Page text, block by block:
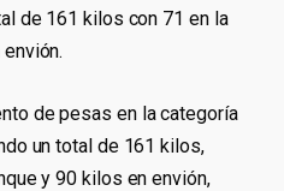
de 161 kilos con 71 en la
de pesas en la categoría
un total de 161 kilos,
y 90 kilos en envión,